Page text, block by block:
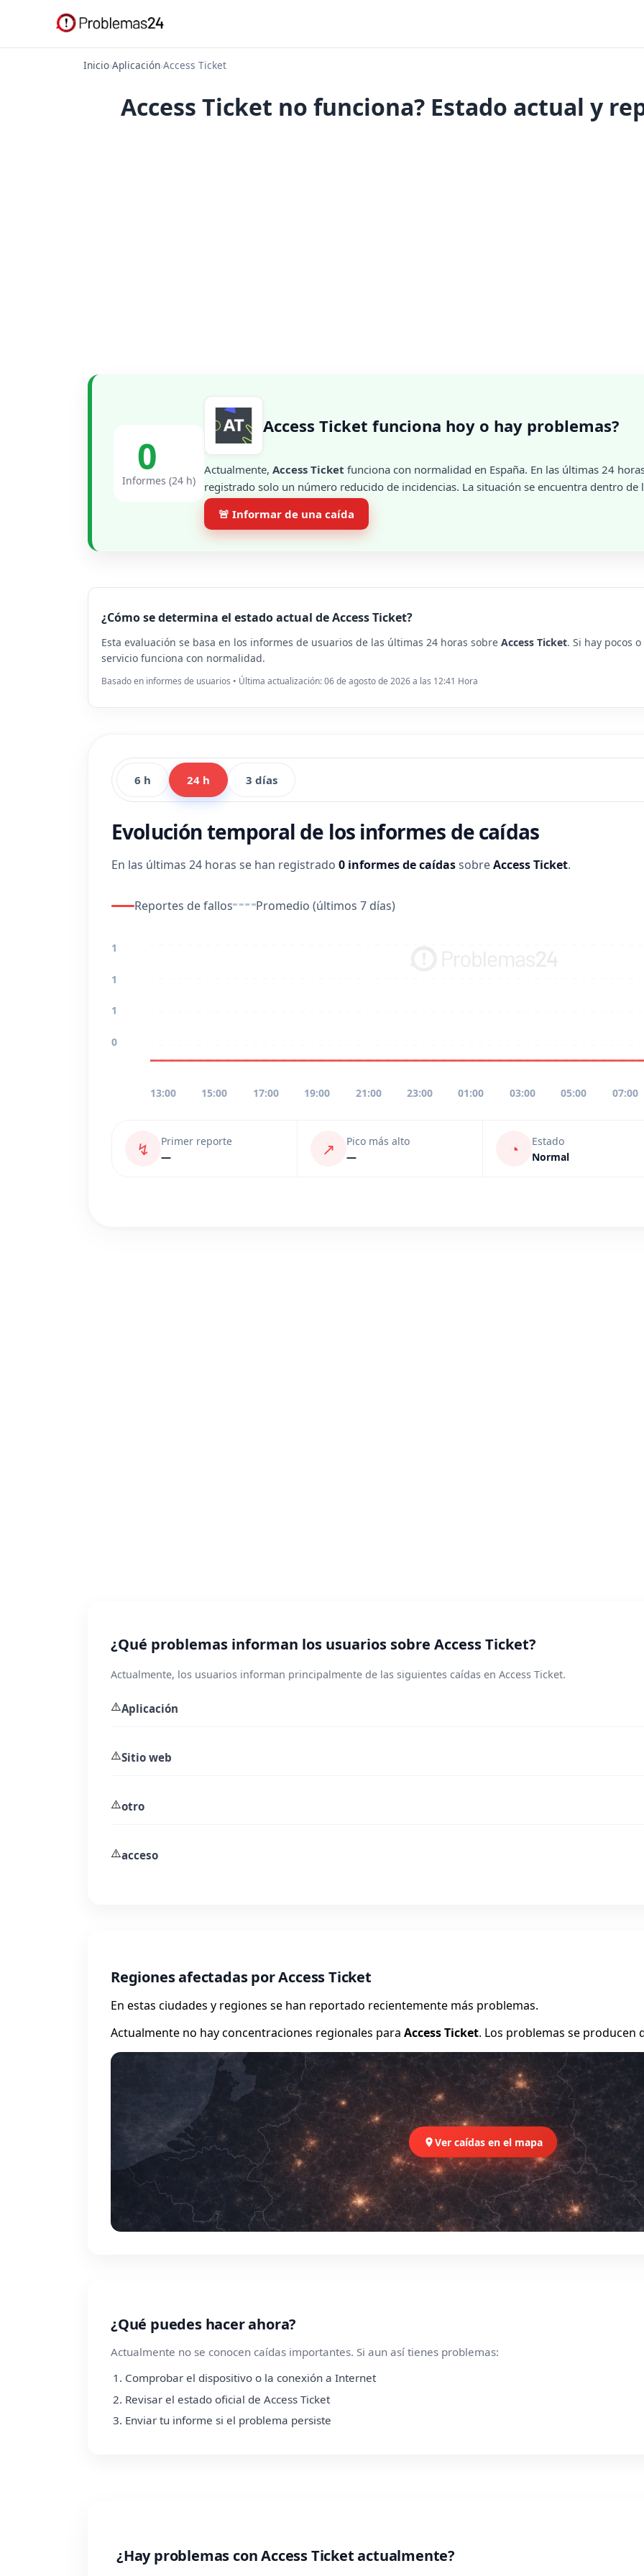
Inicio›Aplicación›Access Ticket
Access Ticket no funciona? Estado actual y
0
Informes (24 h)
Access Ticket funciona hoy o hay problemas?
Actualmente, Access Ticket funciona con normalidad en España. En las últimas 24
registrado solo un número reducido de incidencias. La situación se encuentra dentro de
🚨 Informar de una caída
¿Cómo se determina el estado actual de Access Ticket?
Esta evaluación se basa en los informes de usuarios de las últimas 24 horas sobre Access Ticket. Si hay pocos
servicio funciona con normalidad.
Basado en informes de usuarios • Última actualización: 06 de agosto de 2026 a las 12:41 Hora
6 h 24 h 3 días
Evolución temporal de los informes de caídas
En las últimas 24 horas se han registrado 0 informes de caídassobreAccess Ticket.
Reportes de fallos Promedio (últimos 7 días)
1
1
1
0
13:00 15:00 17:00 19:00 21:00 23:00 01:00 03:00 05:00 07:00
↯
Primer reporte
—
↗
Pico más alto
—
◔
Estado
Normal
¿Qué problemas informan los usuarios sobre Access Ticket?
Actualmente, los usuarios informan principalmente de las siguientes caídas en Access Ticket.
⚠️Aplicación
⚠️Sitio web
⚠️otro
⚠️acceso
Regiones afectadas por Access Ticket
En estas ciudades y regiones se han reportado recientemente más problemas.
Actualmente no hay concentraciones regionales para Access Ticket. Los problemas se producen
Ver caídas en el mapa
¿Qué puedes hacer ahora?
Actualmente no se conocen caídas importantes. Si aun así tienes problemas:
Comprobar el dispositivo o la conexión a Internet
Revisar el estado oficial de Access Ticket
Enviar tu informe si el problema persiste
¿Hay problemas con Access Ticket actualmente?